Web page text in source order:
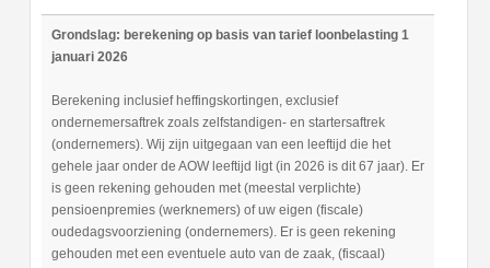
Grondslag: berekening op basis van tarief loonbelasting 1
januari 2026
Berekening inclusief heffingskortingen, exclusief
ondernemersaftrek zoals zelfstandigen- en startersaftrek
(ondernemers). Wij zijn uitgegaan van een leeftijd die het
gehele jaar onder de AOW leeftijd ligt (in 2026 is dit 67 jaar). Er
is geen rekening gehouden met (meestal verplichte)
pensioenpremies (werknemers) of uw eigen (fiscale)
oudedagsvoorziening (ondernemers). Er is geen rekening
gehouden met een eventuele auto van de zaak, (fiscaal)